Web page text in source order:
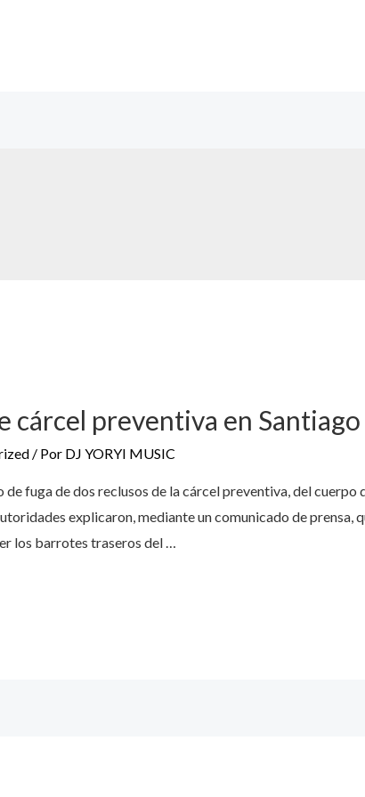
cárcel preventiva en
/ Por DJ YORYI MUSIC
fuga de dos reclusos de la cárcel preventiva, del cuerpo
explicaron, mediante un comunicado de prensa,
los barrotes traseros del …